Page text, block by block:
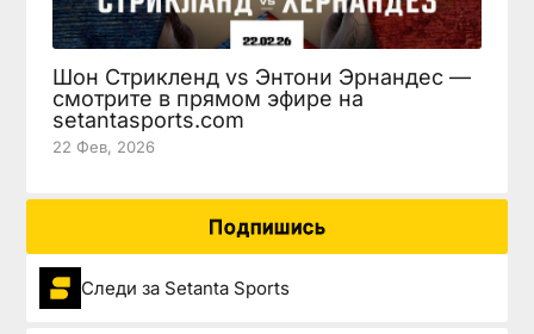
Шон Стрикленд vs Энтони Эрнандес —
смотрите в прямом эфире на
setantasports.com
22 Фев, 2026
Подпишись
Следи за Setanta Sports